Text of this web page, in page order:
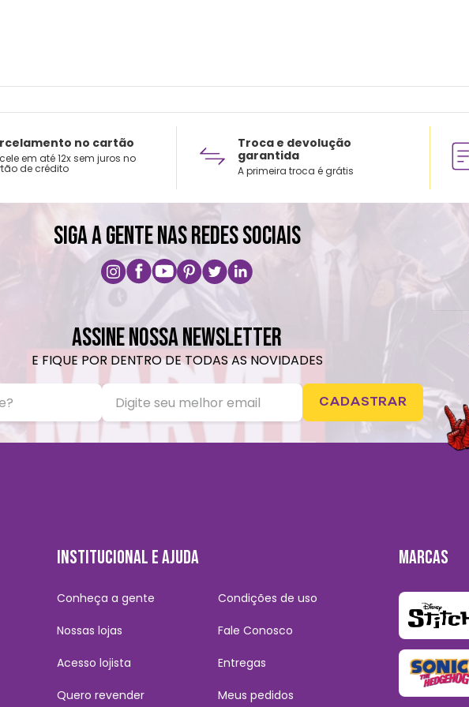
no cartão
em até 12x sem juros no
de crédito
Troca e devolução
garantida
A primeira troca é grátis
SIGA A GENTE NAS REDES SOCIAIS
ASSINE NOSSA NEWSLETTER
E FIQUE POR DENTRO DE TODAS AS NOVIDADES
CADASTRAR
INSTITUCIONAL E AJUDA
Conheça a gente
Nossas lojas
Acesso lojista
Quero revender
Condições de uso
Fale Conosco
Entregas
Meus pedidos
MARCAS